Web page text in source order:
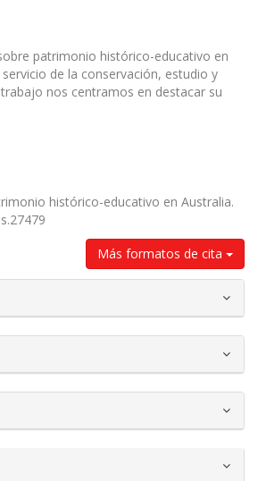
patrimonio histórico-educativo en
de la conservación, estudio y
nos centramos en destacar su
histórico-educativo en Australia.
Más formatos de cita